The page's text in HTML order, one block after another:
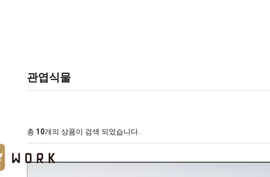
관엽식물
총 10개의 상품이 검색 되었습니다.